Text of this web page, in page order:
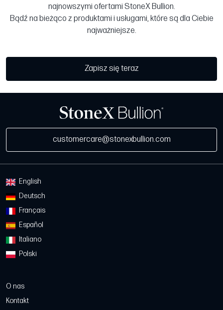
najnowszymi ofertami StoneX Bullion.
Bądź na bieżąco z produktami i usługami, które są dla Ciebie
najważniejsze.
Zapisz się teraz
customercare@stonexbullion.com
English
Deutsch
Français
Español
Italiano
Polski
O nas
Kontakt